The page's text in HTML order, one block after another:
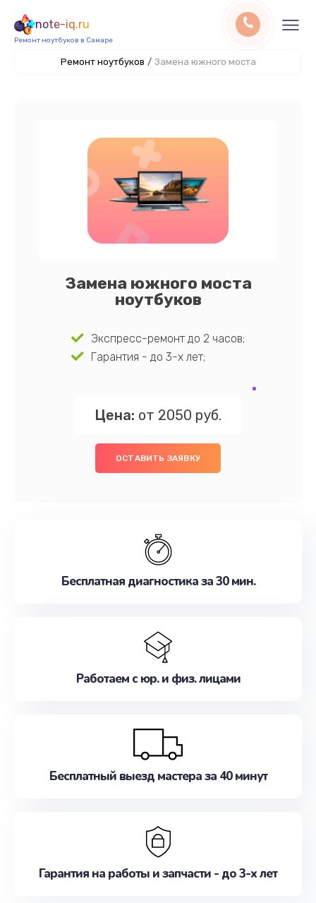
note-iq.ru
Ремонт ноутбуков в Самаре
Ремонт ноутбуков / Замена южного моста
Замена южного моста
ноутбуков
Экспресс-ремонт до 2 часов;
Гарантия - до 3-х лет;
Цена: от 2050 руб.
ОСТАВИТЬ ЗАЯВКУ
Бесплатная диагностика за 30 мин.
Работаем с юр. и физ. лицами
Бесплатный выезд мастера за 40 минут
Гарантия на работы и запчасти - до 3-х лет